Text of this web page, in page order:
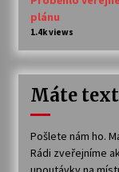
plánu
1.4k views
Máte
Pošlete nám ho.
Rádi zveřejníme